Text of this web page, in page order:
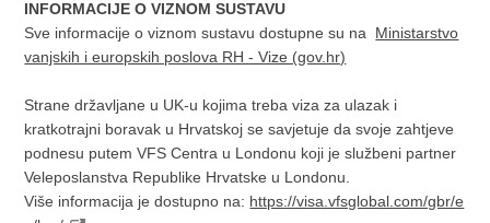
INFORMACIJE O VIZNOM SUSTAVU
Sve informacije o viznom sustavu dostupne su na Ministarstvo
vanjskih i europskih poslova RH - Vize (gov.hr)
Strane državljane u UK-u kojima treba viza za ulazak i
kratkotrajni boravak u Hrvatskoj se savjetuje da svoje zahtjeve
podnesu putem VFS Centra u Londonu koji je službeni partner
Veleposlanstva Republike Hrvatske u Londonu.
Više informacija je dostupno na: https://visa.vfsglobal.com/gbr/e